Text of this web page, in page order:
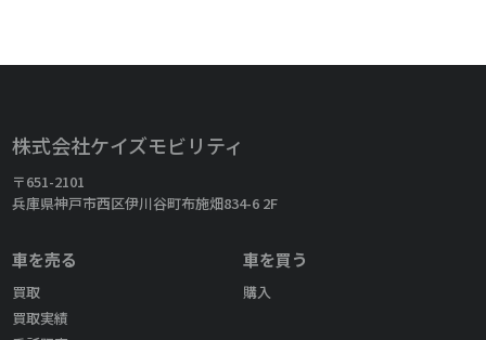
株式会社ケイズモビリティ
〒651-2101
兵庫県神戸市西区伊川谷町布施畑834-6 2F
車を売る
買取
買取実績
車を買う
購入